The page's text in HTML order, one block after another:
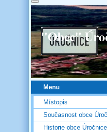
"Obec"
Menu
Místopis
Současnost obce
Historie obce Úročnice